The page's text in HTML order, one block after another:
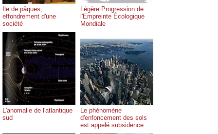
Ile de pâques,
effondrement d'une
société
Légère Progression de
l'Empreinte Écologique
Mondiale
L'anomalie de l'atlantique
sud
Le phénomène
d'enfoncement des sols
est appelé subsidence